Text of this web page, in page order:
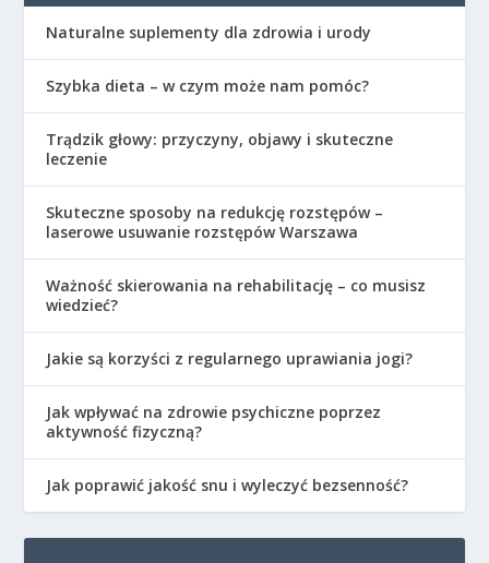
Naturalne suplementy dla zdrowia i urody
Szybka dieta – w czym może nam pomóc?
Trądzik głowy: przyczyny, objawy i skuteczne
leczenie
Skuteczne sposoby na redukcję rozstępów –
laserowe usuwanie rozstępów Warszawa
Ważność skierowania na rehabilitację – co musisz
wiedzieć?
Jakie są korzyści z regularnego uprawiania jogi?
Jak wpływać na zdrowie psychiczne poprzez
aktywność fizyczną?
Jak poprawić jakość snu i wyleczyć bezsenność?